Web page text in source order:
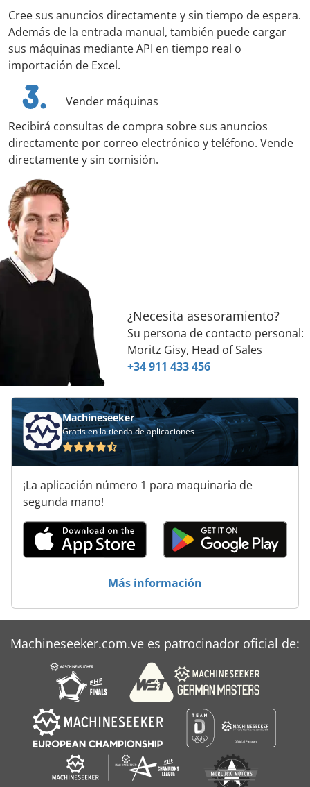
Cree sus anuncios directamente y sin tiempo de espera.
Además de la entrada manual, también puede cargar
sus máquinas mediante API en tiempo real o
importación de Excel.
Vender máquinas
Recibirá consultas de compra sobre sus anuncios
directamente por correo electrónico y teléfono. Vende
directamente y sin comisión.
¿Necesita asesoramiento?
Su persona de contacto personal:
Moritz Gisy, Head of Sales
+34 911 433 456
Machineseeker
Gratis en la tienda de aplicaciones
¡La aplicación número 1 para maquinaria de
segunda mano!
Más información
Machineseeker.com.ve es patrocinador oficial de: